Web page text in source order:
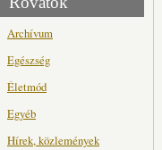
Archívum
Egészség
Életmód
Egyéb
Hírek, közlemények